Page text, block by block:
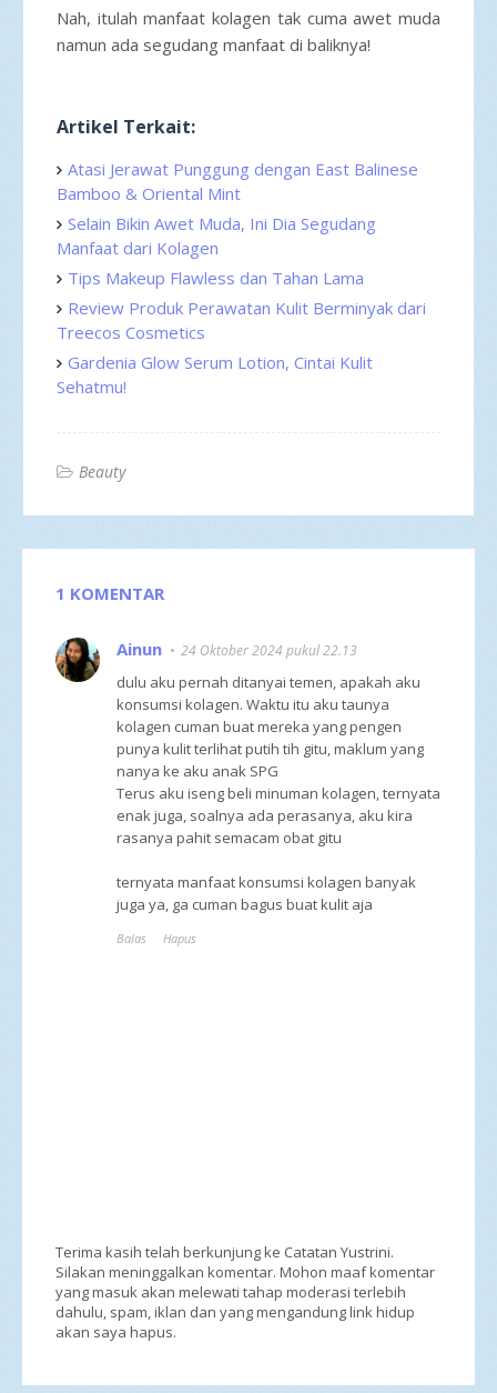
Nah, itulah manfaat kolagen tak cuma awet muda
namun ada segudang manfaat di baliknya!
Artikel Terkait:
Atasi Jerawat Punggung dengan East Balinese
Bamboo & Oriental Mint
Selain Bikin Awet Muda, Ini Dia Segudang
Manfaat dari Kolagen
Tips Makeup Flawless dan Tahan Lama
Review Produk Perawatan Kulit Berminyak dari
Treecos Cosmetics
Gardenia Glow Serum Lotion, Cintai Kulit
Sehatmu!
Beauty
1 KOMENTAR
Ainun 24 Oktober 2024 pukul 22.13
dulu aku pernah ditanyai temen, apakah aku
konsumsi kolagen. Waktu itu aku taunya
kolagen cuman buat mereka yang pengen
punya kulit terlihat putih tih gitu, maklum yang
nanya ke aku anak SPG
Terus aku iseng beli minuman kolagen, ternyata
enak juga, soalnya ada perasanya, aku kira
rasanya pahit semacam obat gitu
ternyata manfaat konsumsi kolagen banyak
juga ya, ga cuman bagus buat kulit aja
Balas Hapus
Terima kasih telah berkunjung ke Catatan Yustrini.
Silakan meninggalkan komentar. Mohon maaf komentar
yang masuk akan melewati tahap moderasi terlebih
dahulu, spam, iklan dan yang mengandung link hidup
akan saya hapus.